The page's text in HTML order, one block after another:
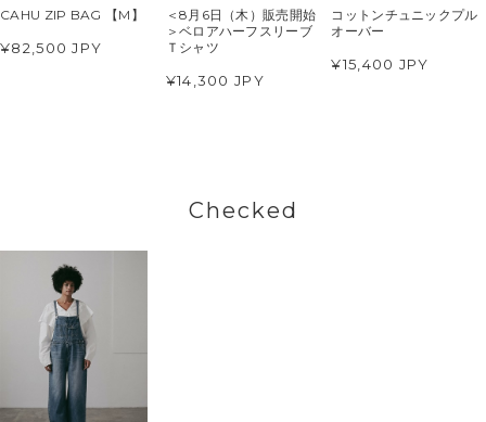
CAHU ZIP BAG 【M】
¥82,500 JPY
＜8月6日（木）販売開始
＞ベロアハーフスリーブ
Ｔシャツ
¥14,300 JPY
コットンチュニックプル
オーバー
¥15,400 JPY
Checked